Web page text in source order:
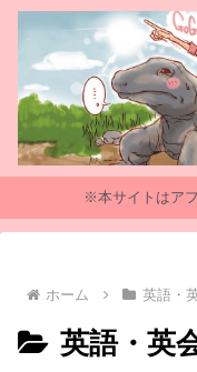
※本サイトはア
ホーム 英語・
英語・英